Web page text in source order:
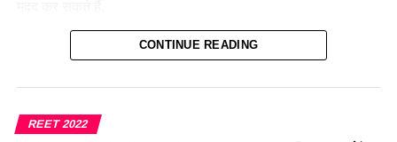
हमारे द्वारा प्रतिदिन CTET July 2023 के लिए प्रैक्टिस सेट, प्रीवियस
रही है। इसी संदर्भ में आज हम ‘हिंदी भाषा शिक्षण शास्त्र’(Hindi
आए हैं, जो की परीक्षा में अक्सर पूछे जाते रहे हैं और आगे भी उनके पूछे जाने
CONTINUE READING
REET 2022